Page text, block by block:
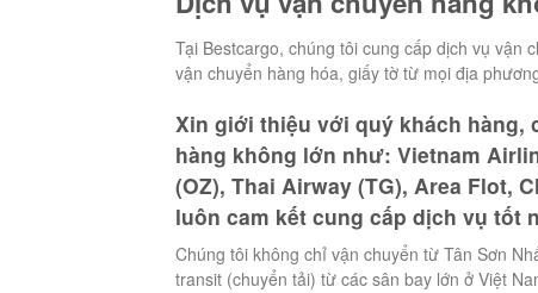
Tại Bestcargo, chúng tôi cung cấp dịch vụ vận
vận chuyển hàng hóa, giấy tờ từ mọi địa
Xin giới thiệu với quý khách hàng,
hàng không lớn như: Vietnam
(OZ), Thai Airway (TG), Area Flot,
luôn cam kết cung cấp dịch vụ tốt
Chúng tôi không chỉ vận chuyển từ Tân Sơn
transit (chuyển tải) từ các sân bay lớn ở Việt